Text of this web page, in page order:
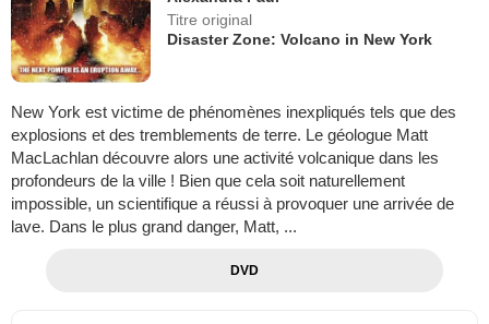
Titre original
Disaster Zone: Volcano in New York
New York est victime de phénomènes inexpliqués tels que des
explosions et des tremblements de terre. Le géologue Matt
MacLachlan découvre alors une activité volcanique dans les
profondeurs de la ville ! Bien que cela soit naturellement
impossible, un scientifique a réussi à provoquer une arrivée de
lave. Dans le plus grand danger, Matt, ...
DVD